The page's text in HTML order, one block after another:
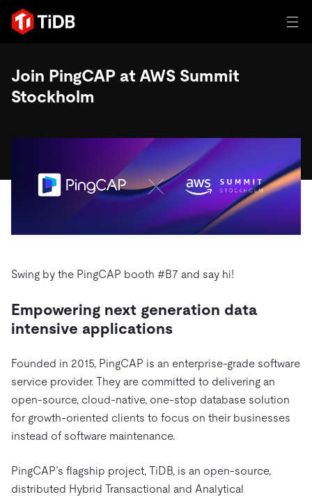
일체 포함
TIDB for agentic AI
벡터 검색 및 RAG
혁신가들이 트랜잭션, 인공지능 및 기타 최신 애플리케이션
에 활용하기 위해 신뢰하는 오픈 소스 분산 SQL 데이터베이
제품 개요
배포 옵션
TiDB Cloud
TiDB Self-Managed
가격
생태계
통합
TiKV
mem9
drive9
솔루션
전 세계 혁신 선도 기업들이 신뢰하고 검증한 제품입니다.
산업별
핀테크
전자상거래
사용 사례별
인프라 비용 절감
운영 인텔리전스 활성화
MySQL 워크로드 현대화
GenAI 애플리케이션 구축
전자책 및 백서
동영상 및 다시보기
Compare Databases
Playbooks
관계를 맺다
개발자 허브
TiDB 스케일
회사
트러스트 허브
TiDB가 데이터의 기밀성과 가용성을 어떻게 보장하는지 알
아보세요.
에 대한
보도 자료 및 뉴스
회사 소개
문의하기
문서
로그인
무료로 시작하세요
Join PingCAP at AWS Summit
Stockholm
Swing by the PingCAP booth #B7 and say hi!
Empowering next generation data
intensive applications
Founded in 2015, PingCAP is an enterprise-grade software
service provider. They are committed to delivering an
open-source, cloud-native, one-stop database solution
for growth-oriented clients to focus on their businesses
instead of software maintenance.
PingCAP’s flagship project, TiDB, is an open-source,
distributed Hybrid Transactional and Analytical